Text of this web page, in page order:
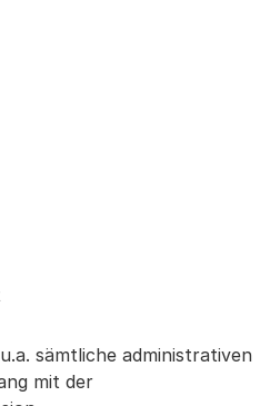
sämtliche administrativen
mit der